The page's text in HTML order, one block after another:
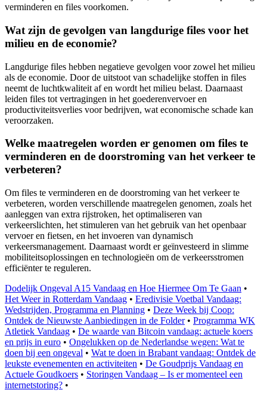
verminderen en files voorkomen.
Wat zijn de gevolgen van langdurige files voor het
milieu en de economie?
Langdurige files hebben negatieve gevolgen voor zowel het milieu
als de economie. Door de uitstoot van schadelijke stoffen in files
neemt de luchtkwaliteit af en wordt het milieu belast. Daarnaast
leiden files tot vertragingen in het goederenvervoer en
productiviteitsverlies voor bedrijven, wat economische schade kan
veroorzaken.
Welke maatregelen worden er genomen om files te
verminderen en de doorstroming van het verkeer te
verbeteren?
Om files te verminderen en de doorstroming van het verkeer te
verbeteren, worden verschillende maatregelen genomen, zoals het
aanleggen van extra rijstroken, het optimaliseren van
verkeerslichten, het stimuleren van het gebruik van het openbaar
vervoer en fietsen, en het invoeren van dynamisch
verkeersmanagement. Daarnaast wordt er geïnvesteerd in slimme
mobiliteitsoplossingen en technologieën om de verkeersstromen
efficiënter te reguleren.
Dodelijk Ongeval A15 Vandaag en Hoe Hiermee Om Te Gaan •
Het Weer in Rotterdam Vandaag • Eredivisie Voetbal Vandaag:
Wedstrijden, Programma en Planning • Deze Week bij Coop:
Ontdek de Nieuwste Aanbiedingen in de Folder• Programma WK
Atletiek Vandaag • De waarde van Bitcoin vandaag: actuele koers
en prijs in euro • Ongelukken op de Nederlandse wegen: Wat te
doen bij een ongeval • Wat te doen in Brabant vandaag: Ontdek de
leukste evenementen en activiteiten • De Goudprijs Vandaag en
Actuele Goudkoers • Storingen Vandaag – Is er momenteel een
internetstoring? •